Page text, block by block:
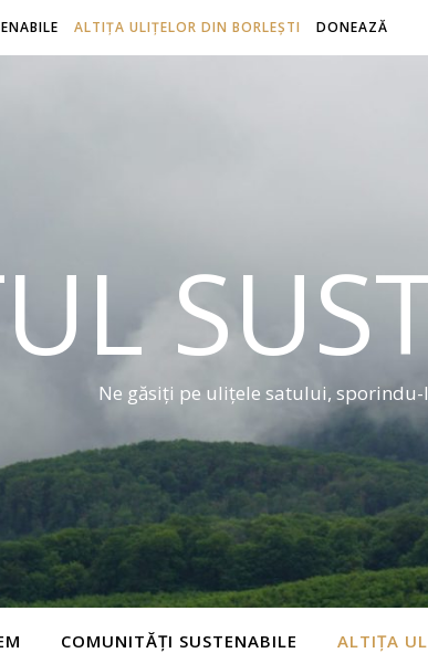
ALTIȚA ULIȚELOR DIN BORLEȘTI DONEAZĂ
Ne găsiți pe ulițele satului,
COMUNITĂȚI SUSTENABILE ALTIȚA